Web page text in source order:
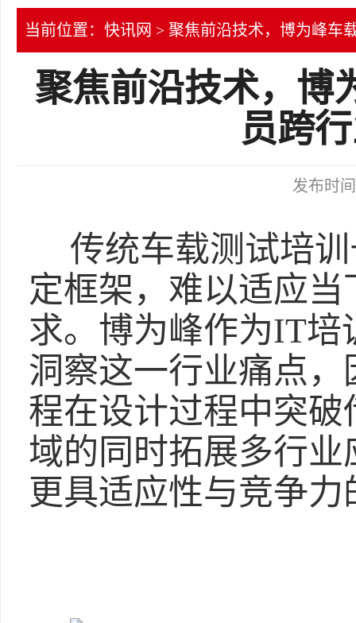
当前位置： 快讯网 > 聚焦前沿技术，博为峰车
聚焦前沿技术，博
员跨
发布时
传统车载测试培
定框架，难以适应
求。博为峰作为IT
洞察这一行业痛点
程在设计过程中突
域的同时拓展多行
更具适应性与竞争